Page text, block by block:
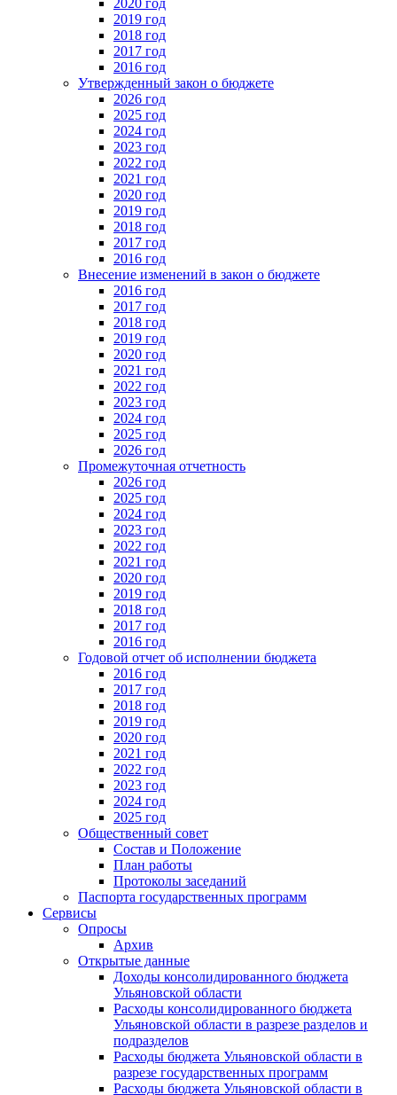
2019 год
2018 год
2017 год
2016 год
Утвержденный закон о бюджете
2026 год
2025 год
2024 год
2023 год
2022 год
2021 год
2020 год
2019 год
2018 год
2017 год
2016 год
Внесение изменений в закон о бюджете
2016 год
2017 год
2018 год
2019 год
2020 год
2021 год
2022 год
2023 год
2024 год
2025 год
2026 год
Промежуточная отчетность
2026 год
2025 год
2024 год
2023 год
2022 год
2021 год
2020 год
2019 год
2018 год
2017 год
2016 год
Годовой отчет об исполнении бюджета
2016 год
2017 год
2018 год
2019 год
2020 год
2021 год
2022 год
2023 год
2024 год
2025 год
Общественный совет
Состав и Положение
План работы
Протоколы заседаний
Паспорта государственных программ
Сервисы
Опросы
Архив
Открытые данные
Доходы консолидированного бюджета
Ульяновской области
Расходы консолидированного бюджета
Ульяновской области в разрезе разделов и
подразделов
Расходы бюджета Ульяновской области в
разрезе государственных программ
Расходы бюджета Ульяновской области в